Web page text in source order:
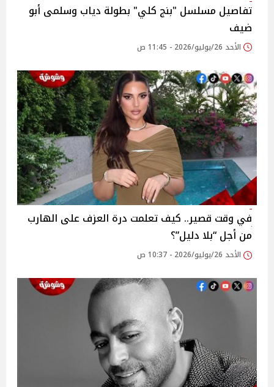
تفاصيل مسلسل "بنج كلي" بطولة دياب وسلمى أبو
ضيف
الأحد 26/يوليو/2026 - 11:45 ص
في وقت قصير.. كيف تعلمت درة العزف على الهارب
من أجل “بلا دليل”؟
الأحد 26/يوليو/2026 - 10:37 ص